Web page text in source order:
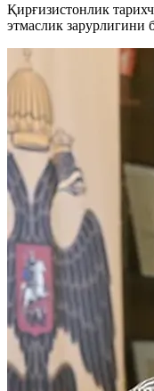
Қирғизистонлик
этмаслик зарурлигини